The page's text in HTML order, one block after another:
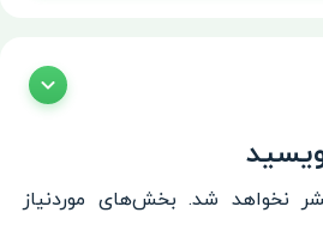
نخواهد شد. بخش‌های موردنیاز